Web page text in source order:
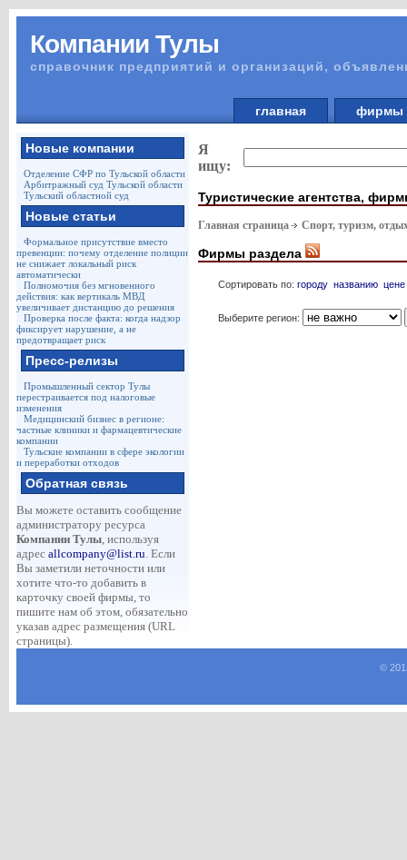
Компании Тулы
справочник предприятий и организаций,
главная
Новые компании
Отделение СФР по Тульской области
Арбитражный суд Тульской области
Тульский областной суд
Новые статьи
Формальное присутствие вместо
превенции: почему отделение полиции
не снижает локальный риск
автоматически
Полномочия без мгновенного
действия: как вертикаль МВД
увеличивает дистанцию до решения
Проверка после факта: когда надзор
фиксирует нарушение, а не
предотвращает риск
Пресс-релизы
Промышленный сектор Тулы
перестраивается под налоговые
изменения
Медицинский бизнес в регионе:
частные клиники и фармацевтические
компании
Тульские компании в сфере экологии
и переработки отходов
Обратная связь
Вы можете оставить сообщение
администратору ресурса
Компании Тулы, используя
адрес allcompany@list.ru. Если
Вы заметили неточности или
хотите что-то добавить в
карточку своей фирмы, то
пишите нам об этом, обязательно
указав адрес размещения (URL
страницы).
Я
ищу:
Туристические агентства,
Главная страница Спорт, туризм,
Фирмы раздела
Сортировать по: городу названию цене
Выберите регион:
©